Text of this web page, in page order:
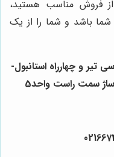
فروش مناسب هستید،
شما باشد و شما را از یک
و چهارراه استانبول-
سمت راست واحد5